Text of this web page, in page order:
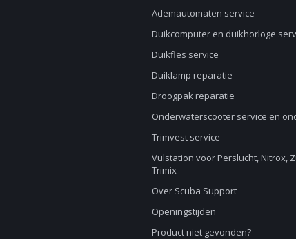
Ademautomaten service
Duikcomputer en duikhorloge
Duikfles service
Duiklamp reparatie
Droogpak reparatie
Onderwaterscooter service en
Trimvest service
Vulstation voor Perslucht, Nitrox,
Trimix
Over Scuba Support
Openingstijden
Product niet gevonden?